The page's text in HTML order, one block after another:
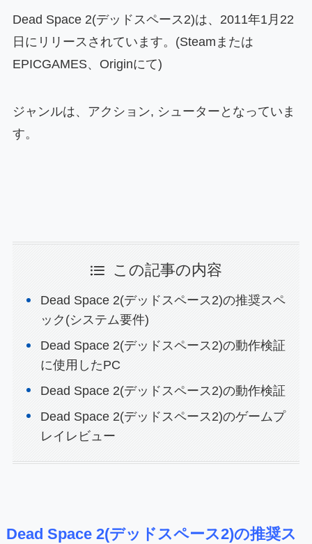
Dead Space 2(デッドスペース2)は、2011年1月22
日にリリースされています。(Steamまたは
EPICGAMES、Originにて)
ジャンルは、アクション, シューターとなっていま
す。
この記事の内容
Dead Space 2(デッドスペース2)の推奨スペ
ック(システム要件)
Dead Space 2(デッドスペース2)の動作検証
に使用したPC
Dead Space 2(デッドスペース2)の動作検証
Dead Space 2(デッドスペース2)のゲームプ
レイレビュー
Dead Space 2(デッドスペース2)の推奨ス